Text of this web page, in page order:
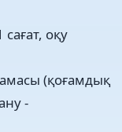
оқу
(қоғамдық
-